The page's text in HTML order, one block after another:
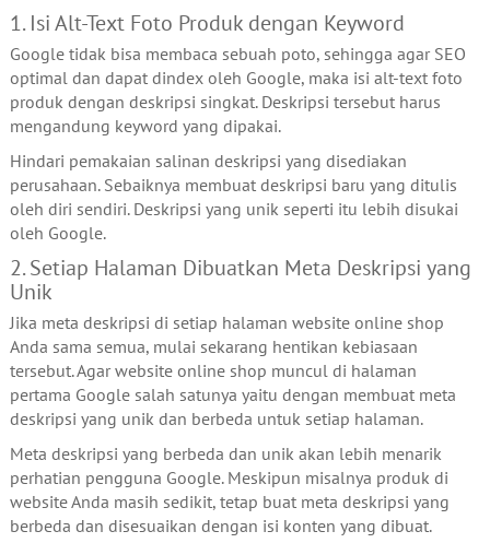
1. Isi Alt-Text Foto Produk dengan Keyword
Google tidak bisa membaca sebuah poto, sehingga agar SEO
optimal dan dapat dindex oleh Google, maka isi alt-text foto
produk dengan deskripsi singkat. Deskripsi tersebut harus
mengandung keyword yang dipakai.
Hindari pemakaian salinan deskripsi yang disediakan
perusahaan. Sebaiknya membuat deskripsi baru yang ditulis
oleh diri sendiri. Deskripsi yang unik seperti itu lebih disukai
oleh Google.
2. Setiap Halaman Dibuatkan Meta Deskripsi yang
Unik
Jika meta deskripsi di setiap halaman website online shop
Anda sama semua, mulai sekarang hentikan kebiasaan
tersebut. Agar website online shop muncul di halaman
pertama Google salah satunya yaitu dengan membuat meta
deskripsi yang unik dan berbeda untuk setiap halaman.
Meta deskripsi yang berbeda dan unik akan lebih menarik
perhatian pengguna Google. Meskipun misalnya produk di
website Anda masih sedikit, tetap buat meta deskripsi yang
berbeda dan disesuaikan dengan isi konten yang dibuat.